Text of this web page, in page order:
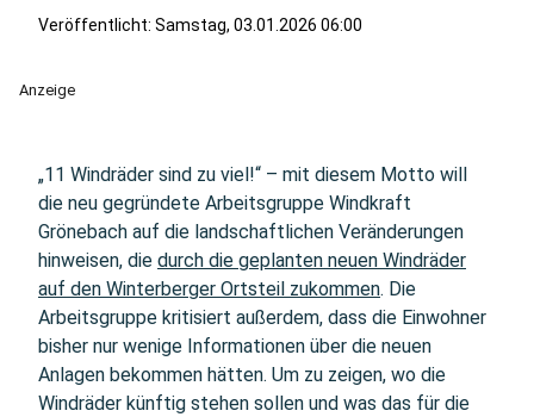
Veröffentlicht: Samstag, 03.01.2026 06:00
Anzeige
„11 Windräder sind zu viel!“ – mit diesem Motto will
die neu gegründete Arbeitsgruppe Windkraft
Grönebach auf die landschaftlichen Veränderungen
hinweisen, die durch die geplanten neuen Windräder
auf den Winterberger Ortsteil zukommen. Die
Arbeitsgruppe kritisiert außerdem, dass die Einwohner
bisher nur wenige Informationen über die neuen
Anlagen bekommen hätten. Um zu zeigen, wo die
Windräder künftig stehen sollen und was das für die